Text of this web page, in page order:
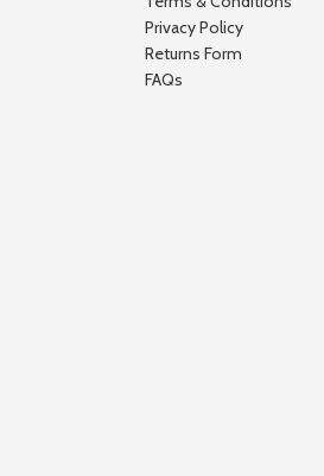
Privacy Policy
Returns Form
FAQs